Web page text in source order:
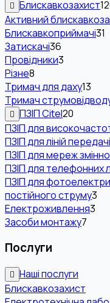
Блискавкозахист
Активний
Блискавкоприймачі31
Затискачі36
Провідники3
Різне8
Тримач для даху13
Тримач
ПЗІП Citel20
ПЗІП для
ПЗІП для ліній
ПЗІП для мереж
ПЗІП для телефонних
ПЗІП для
постійного струму3
Електроживлення3
Засоби монтажу7
Послуги
Наші послуги
Блискавкозахист